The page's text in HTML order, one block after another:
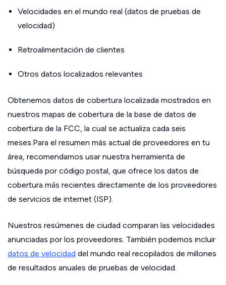
Velocidades en el mundo real (datos de pruebas de
velocidad)
Retroalimentación de clientes
Otros datos localizados relevantes
Obtenemos datos de cobertura localizada mostrados en
nuestros mapas de cobertura de la base de datos de
cobertura de la FCC, la cual se actualiza cada seis
meses.Para el resumen más actual de proveedores en tu
área, recomendamos usar nuestra herramienta de
búsqueda por código postal, que ofrece los datos de
cobertura más recientes directamente de los proveedores
de servicios de internet (ISP).
Nuestros resúmenes de ciudad comparan las velocidades
anunciadas por los proveedores. También podemos incluir
datos de velocidad del mundo real recopilados de millones
de resultados anuales de pruebas de velocidad.